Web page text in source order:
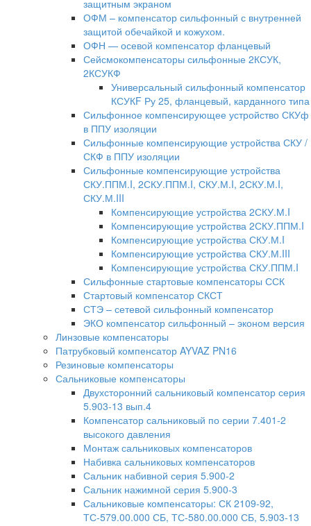
защитным экраном
ОФМ – компенсатор сильфонный с внутренней
защитой обечайкой и кожухом.
ОФН — осевой компенсатор фланцевый
Сейсмокомпенсаторы сильфонные 2КСУК,
2КСУКФ
Универсальный сильфонный компенсатор
КСУКF Ру 25, фланцевый, карданного типа
Сильфонное компенсирующее устройство СКУф
в ППУ изоляции
Сильфонные компенсирующие устройства СКУ /
СКФ в ППУ изоляции
Сильфонные компенсирующие устройства
СКУ.ППМ.I, 2СКУ.ППМ.I, СКУ.М.I, 2СКУ.М.I,
СКУ.М.III
Компенсирующие устройства 2СКУ.М.I
Компенсирующие устройства 2СКУ.ППМ.I
Компенсирующие устройства СКУ.М.I
Компенсирующие устройства СКУ.М.III
Компенсирующие устройства СКУ.ППМ.I
Сильфонные стартовые компенсаторы ССК
Стартовый компенсатор СКСТ
СТЭ – сетевой сильфонный компенсатор
ЭКО компенсатор сильфонный – эконом версия
Линзовые компенсаторы
Патрубковый компенсатор AYVAZ PN16
Резиновые компенсаторы
Сальниковые компенсаторы
Двухсторонний сальниковый компенсатор серия
5.903-13 вып.4
Компенсатор сальниковый по серии 7.401-2
высокого давления
Монтаж сальниковых компенсаторов
Набивка сальниковых компенсаторов
Сальник набивной серия 5.900-2
Сальник нажимной серия 5.900-3
Сальниковые компенсаторы: СК 2109-92,
ТС-579.00.000 СБ, ТС-580.00.000 СБ, 5.903-13